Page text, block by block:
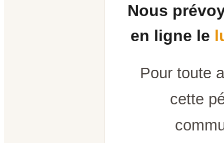
Nous
en ligne le
Pour toute
cette